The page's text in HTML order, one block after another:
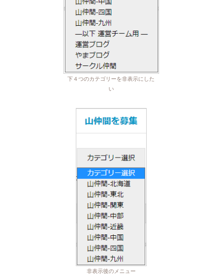
下４つのカテゴリーを非表示にした
い
非表示後のメニュー